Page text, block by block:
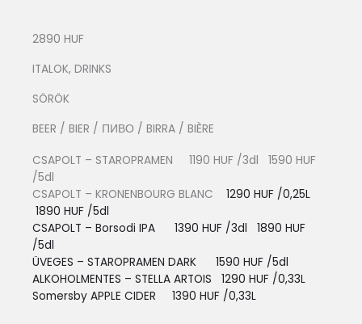
2890 HUF
ITALOK, DRINKS
SÖRÖK
BEER / BIER / ПИВО / BIRRA / BIÈRE
CSAPOLT – STAROPRAMEN 1190 HUF /3dl 1590 HUF
/5dl
CSAPOLT – KRONENBOURG BLANC 1290 HUF /0,25L
1890 HUF /5dl
CSAPOLT – Borsodi IPA 1390 HUF /3dl 1890 HUF
/5dl
ÜVEGES – STAROPRAMEN DARK 1590 HUF /5dl
ALKOHOLMENTES – STELLA ARTOIS 1290 HUF /0,33L
Somersby APPLE CIDER 1390 HUF /0,33L